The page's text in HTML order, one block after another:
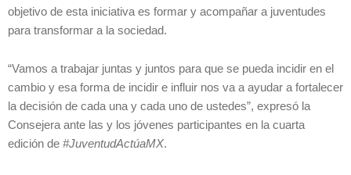
objetivo de esta iniciativa es formar y acompañar a juventudes
para transformar a la sociedad.
“Vamos a trabajar juntas y juntos para que se pueda incidir en el
cambio y esa forma de incidir e influir nos va a ayudar a fortalecer
la decisión de cada una y cada uno de ustedes”, expresó la
Consejera ante las y los jóvenes participantes en la cuarta
edición de #JuventudActúaMX.